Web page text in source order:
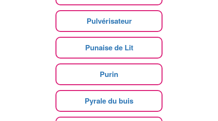
Pulvérisateur
Punaise de Lit
Purin
Pyrale du buis